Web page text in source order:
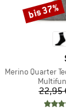
Artikel
Merino Quarter
22,95
Rabatt
bis 37%